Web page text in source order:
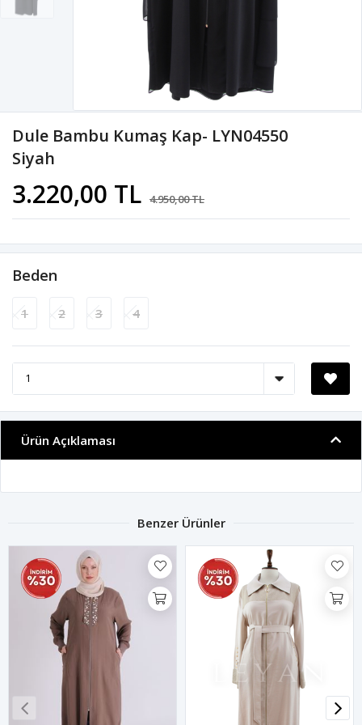
Dule Bambu Kumaş Kap- LYN04550
Siyah
3.220,00 TL 4.950,00 TL
Beden
1 2 3 4
Ürün Açıklaması
Benzer Ürünler